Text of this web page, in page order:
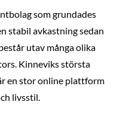
som grundades
stabil avkastning sedan
utav många olika
Kinneviks största
en stor online plattform
livsstil.